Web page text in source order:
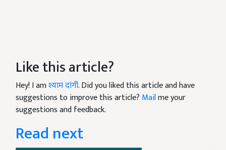
Like this article?
Hey! I amश्याम दांगी. Did you liked this article and have
suggestions to improve this article? Mailme your
suggestions and feedback.
Read next